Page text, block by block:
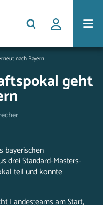
nach Bayern
geht
bayerischen
drei Standard-Masters-
teil und konnte
Landesteams am Start,